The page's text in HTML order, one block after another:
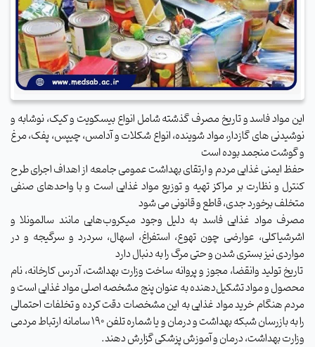
این مواد فاسد و تاریخ مصرف گذشته شامل انواع بیسکویت و کیک، نوشابه و
نوشیدنی های گازدار، مواد شوینده، انواع شکلات و آدامس، چیپس، پفک، مرغ
و گوشت منجمد بوده است
حفظ ایمنی غذایی مردم و ارتقای بهداشت عمومی جامعه از اهداف اجرای طرح
کنترل و نظارت بر مراکز تهیه و توزیع مواد غذایی است و با واحدهای صنفی
متخلف برخورد جدی، قاطع و قانونی می شود
مصرف مواد غذایی فاسد به دلیل وجود میکروب‌هایی مانند سالمونلا و
اشرشیاکلی، عوارضی چون تهوع، استفراغ، اسهال، سردرد و سرگیجه و در
مواردی نیز بستری شدن و حتی مرگ را به دنبال دارد
تاریخ تولید وانقضا، مجوز و پروانه ساخت وزارت بهداشت، آدرس کارخانه، نام
محصول و مواد تشکیل‌دهنده به‌ عنوان پنج مشخصه اصلی مواد غذایی است و
مردم هنگام خرید مواد غذایی به این مشخصات دقت کرده و تخلفات احتمالی
را به بازرسان شبکه بهداشت و درمان و یا شماره تلفن 190 سامانه ارتباط مردمی
وزارت بهداشت، درمان و آموزش پزشکی گزارش دهند.